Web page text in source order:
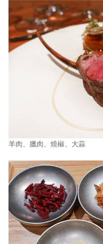
羊肉、臘肉、燒椒、大蒜